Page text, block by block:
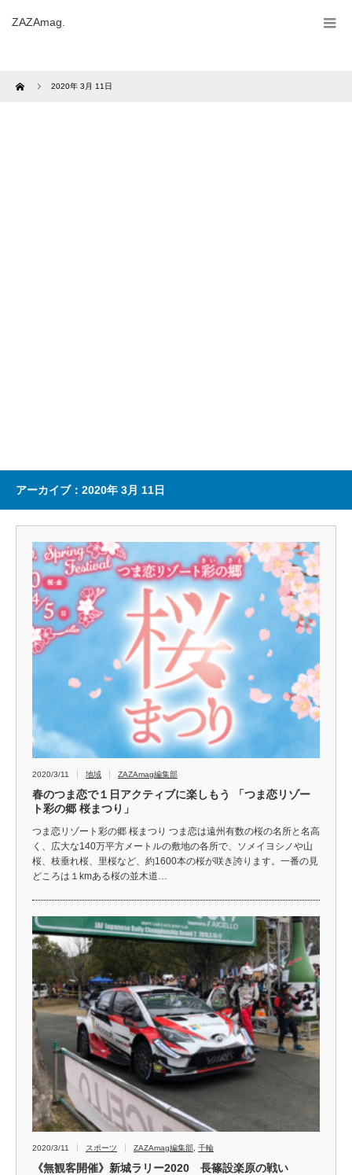
ZAZAmag.
Home 2020年 3月 11日
アーカイブ：2020年 3月 11日
2020/3/11 地域 ZAZAmag編集部
春のつま恋で１日アクティブに楽しもう 「つま恋リゾー
ト彩の郷 桜まつり」
つま恋リゾート彩の郷 桜まつり つま恋は遠州有数の桜の名所と名高
く、広大な140万平方メートルの敷地の各所で、ソメイヨシノや山
桜、枝垂れ桜、里桜など、約1600本の桜が咲き誇ります。一番の見
どころは１kmある桜の並木道…
2020/3/11 スポーツ ZAZAmag編集部 千輪
《無観客開催》新城ラリー2020 長篠設楽原の戦い